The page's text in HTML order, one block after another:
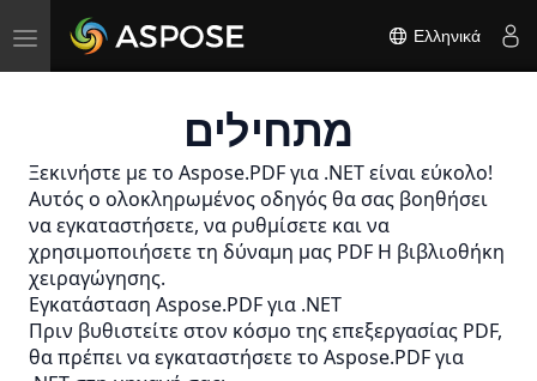
Toggle
navigation
Ελληνικά
מתחילים
Ξεκινήστε με το Aspose.PDF για .NET είναι εύκολο!
Αυτός ο ολοκληρωμένος οδηγός θα σας βοηθήσει
να εγκαταστήσετε, να ρυθμίσετε και να
χρησιμοποιήσετε τη δύναμη μας PDF Η βιβλιοθήκη
χειραγώγησης.
Εγκατάσταση Aspose.PDF για .NET
Πριν βυθιστείτε στον κόσμο της επεξεργασίας PDF,
θα πρέπει να εγκαταστήσετε το Aspose.PDF για